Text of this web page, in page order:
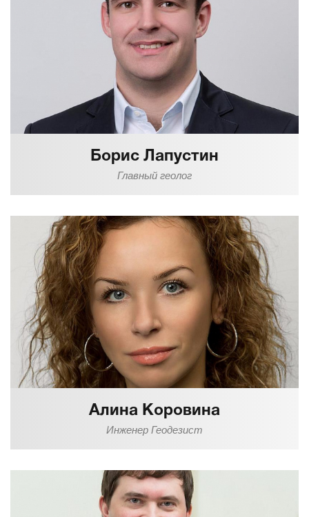
Борис Лапустин
Главный геолог
Алина Коровина
Инженер Геодезист